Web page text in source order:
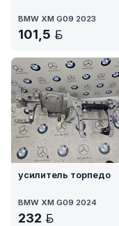
BMW XM G09 2023
101,5
усилитель торпедо
BMW XM G09 2024
232